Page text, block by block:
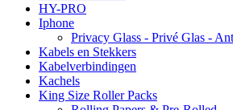
HY-PRO
Iphone
Privacy Glass - Privé Glas -
Kabels en Stekkers
Kabelverbindingen
Kachels
King Size Roller Packs